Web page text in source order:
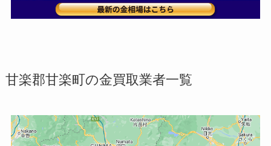
甘楽郡甘楽町の金買取業者一覧